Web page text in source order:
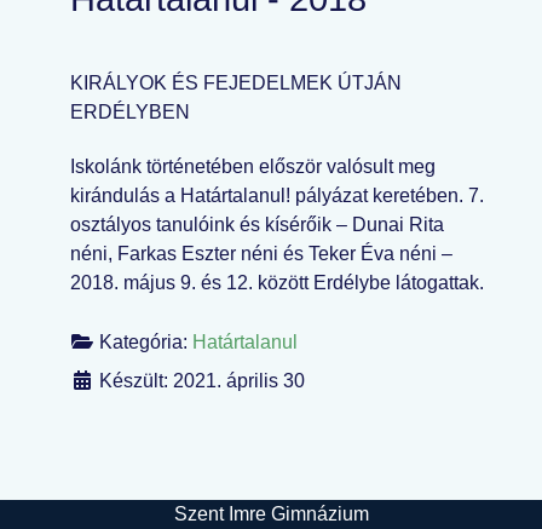
KIRÁLYOK ÉS FEJEDELMEK ÚTJÁN
ERDÉLYBEN
Iskolánk történetében először valósult meg
kirándulás a Határtalanul! pályázat keretében. 7.
osztályos tanulóink és kísérőik – Dunai Rita
néni, Farkas Eszter néni és Teker Éva néni –
2018. május 9. és 12. között Erdélybe látogattak.
Kategória: Határtalanul
Készült: 2021. április 30
Szent Imre Gimnázium